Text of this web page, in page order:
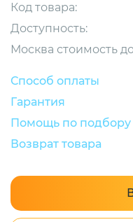
Код товара:
Доступность:
Москва стоимость
Способ оплаты
Гарантия
Помощь по подбору
Возврат товара